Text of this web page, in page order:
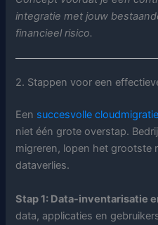
integratie met jouw
financieel risico.
2. Stappen voor een
Een succesvolle cloudmigratie
niet één grote overstap.
migreren, lopen het grootste
dataverlies.
Stap 1: Data-inventarisatie
data, applicaties en